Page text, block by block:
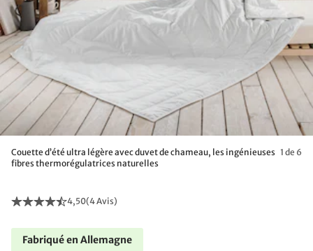
Couette d’été ultra légère avec duvet de chameau, les ingénieuses
fibres thermorégulatrices naturelles
1 de 6
4,50(4 Avis)
Fabriqué en Allemagne